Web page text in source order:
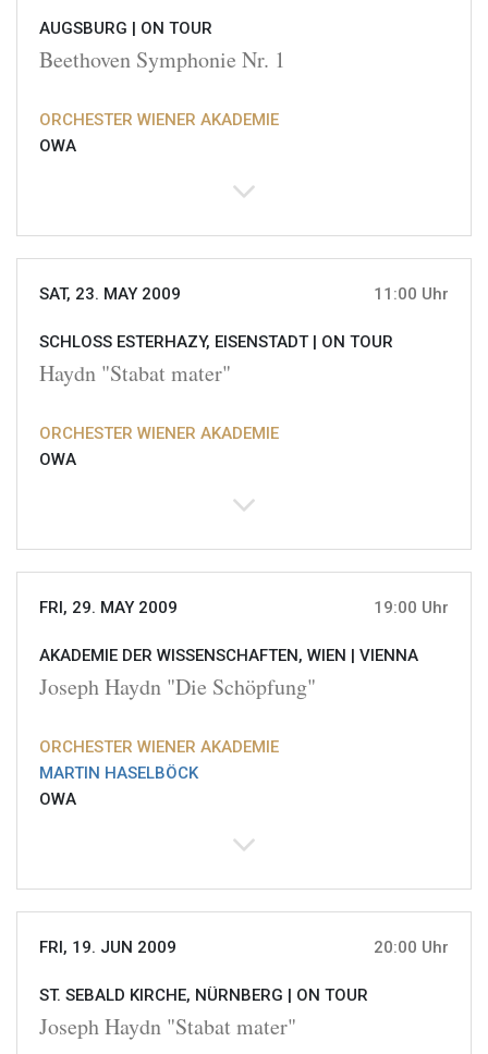
AUGSBURG | ON TOUR
Beethoven Symphonie Nr. 1
ORCHESTER WIENER AKADEMIE
OWA
SAT, 23. MAY 2009 11:00 Uhr
SCHLOSS ESTERHAZY, EISENSTADT | ON TOUR
Haydn "Stabat mater"
ORCHESTER WIENER AKADEMIE
OWA
FRI, 29. MAY 2009 19:00 Uhr
AKADEMIE DER WISSENSCHAFTEN, WIEN | VIENNA
Joseph Haydn "Die Schöpfung"
ORCHESTER WIENER AKADEMIE
MARTIN HASELBÖCK
OWA
FRI, 19. JUN 2009 20:00 Uhr
ST. SEBALD KIRCHE, NÜRNBERG | ON TOUR
Joseph Haydn "Stabat mater"